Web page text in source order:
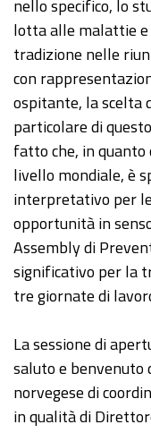
nello specifico, lo
lotta alle malattie e
tradizione nelle
con
ospitante, la scelta
particolare di
fatto che, in
livello mondiale, è
interpretativo per
opportunità in
Assembly di
significativo per la
tre giornate di
La sessione di
saluto e benvenuto
norvegese di
in qualità di